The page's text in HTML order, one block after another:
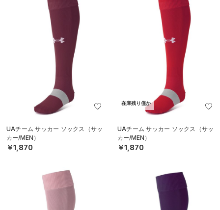
UAチーム サッカー ソックス（サッ
カー/MEN）
￥1,870
在庫残り僅か
UAチーム サッカー ソックス（サッ
カー/MEN）
￥1,870